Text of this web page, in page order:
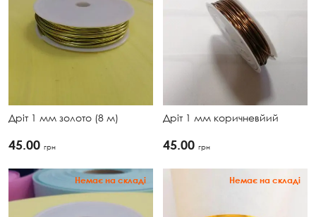
Дріт 1 мм золото (8 м)
45.00 грн
Дріт 1 мм коричневйий
45.00 грн
Немає на складі Немає на складі